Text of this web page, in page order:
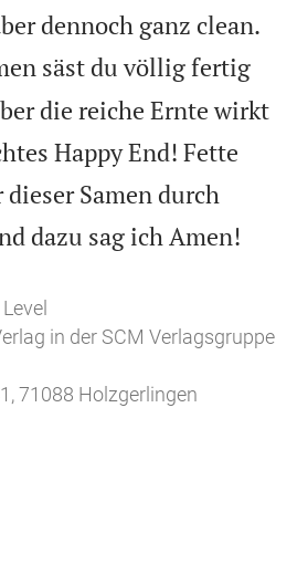
dennoch ganz clean.
säst du völlig fertig
die reiche Ernte wirkt
Happy End! Fette
Samen durch
dazu sag ich Amen!
in der SCM Verlagsgruppe
71088 Holzgerlingen